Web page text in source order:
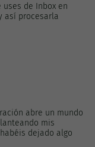
de Inbox en
así procesarla
abre un mundo
mis
dejado algo